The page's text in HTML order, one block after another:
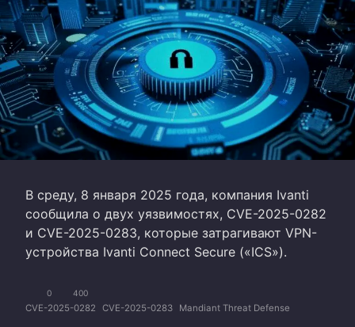
В среду, 8 января 2025 года, компания Ivanti
сообщила о двух уязвимостях, CVE-2025-0282
и CVE-2025-0283, которые затрагивают VPN-
устройства Ivanti Connect Secure («ICS»).
0 400
CVE-2025-0282 CVE-2025-0283 Mandiant Threat Defense